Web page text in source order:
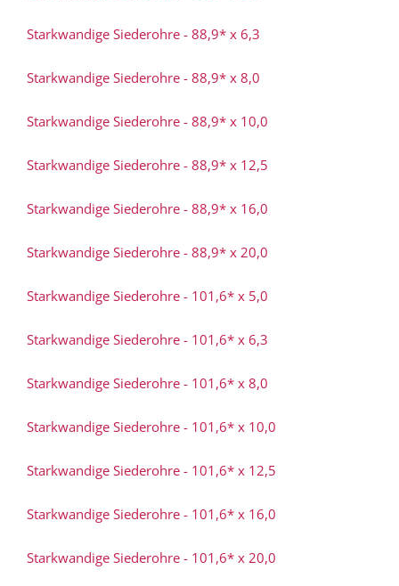
Starkwandige Siederohre - 88,9* x 6,3
Starkwandige Siederohre - 88,9* x 8,0
Starkwandige Siederohre - 88,9* x 10,0
Starkwandige Siederohre - 88,9* x 12,5
Starkwandige Siederohre - 88,9* x 16,0
Starkwandige Siederohre - 88,9* x 20,0
Starkwandige Siederohre - 101,6* x 5,0
Starkwandige Siederohre - 101,6* x 6,3
Starkwandige Siederohre - 101,6* x 8,0
Starkwandige Siederohre - 101,6* x 10,0
Starkwandige Siederohre - 101,6* x 12,5
Starkwandige Siederohre - 101,6* x 16,0
Starkwandige Siederohre - 101,6* x 20,0